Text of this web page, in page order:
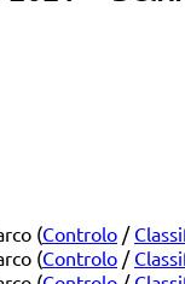
(Controlo /
(Controlo /